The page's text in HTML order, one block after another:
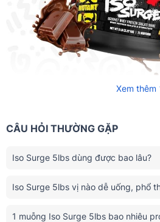
Xem thêm
CÂU HỎI THƯỜNG GẶP
Iso Surge 5lbs dùng được bao lâu?
Iso Surge 5lbs vị nào dễ uống, phổ
1 muỗng Iso Surge 5lbs bao nhiêu